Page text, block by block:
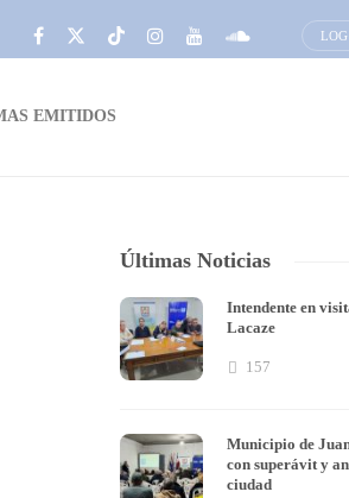
EMITIDOS
Últimas Noticias
Intendente en
Lacaze
157
Municipio de
con superávit y
ciudad